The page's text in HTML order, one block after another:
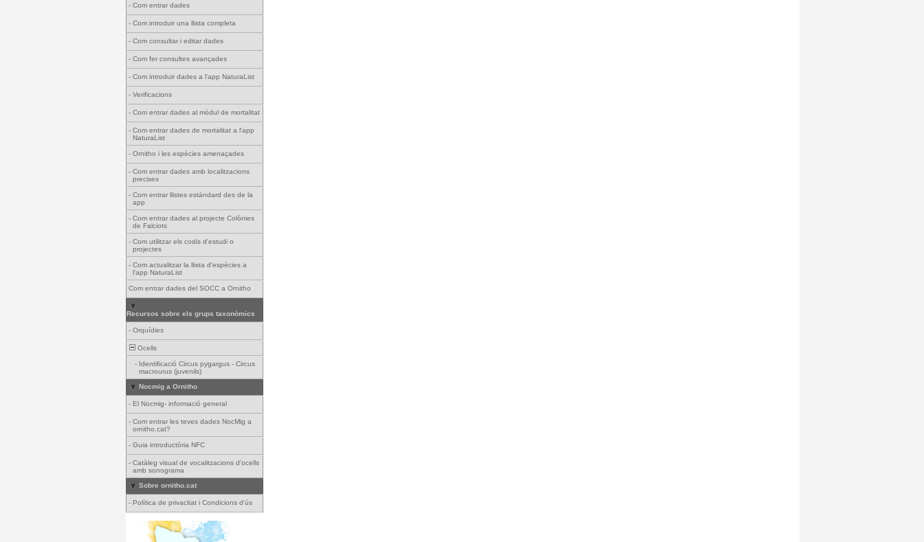
- Com entrar dades
- Com introduir una llista completa
- Com consultar i editar dades
- Com fer consultes avançades
- Com introduir dades a l'app NaturaList
- Verificacions
- Com entrar dades al mòdul de mortalitat
- Com entrar dades de mortalitat a l'app
NaturaList
- Ornitho i les espècies amenaçades
- Com entrar dades amb localitzacions
precises
- Com entrar llistes estàndard des de la
app
- Com entrar dades al projecte Colònies
de Falciots
- Com utilitzar els codis d'estudi o
projectes
- Com actualitzar la llista d'espècies a
l'app NaturaList
Com entrar dades del SOCC a Ornitho
Recursos sobre els grups taxonòmics
- Orquídies
Ocells
- Identificació Circus pygargus - Circus
macrourus (juvenils)
Nocmig a Ornitho
- El Nocmig- informació general
- Com entrar les teves dades NocMig a
ornitho.cat?
- Guia introductòria NFC
- Catàleg visual de vocalitzacions d'ocells
amb sonograma
Sobre ornitho.cat
- Política de privacitat i Condicions d'ús